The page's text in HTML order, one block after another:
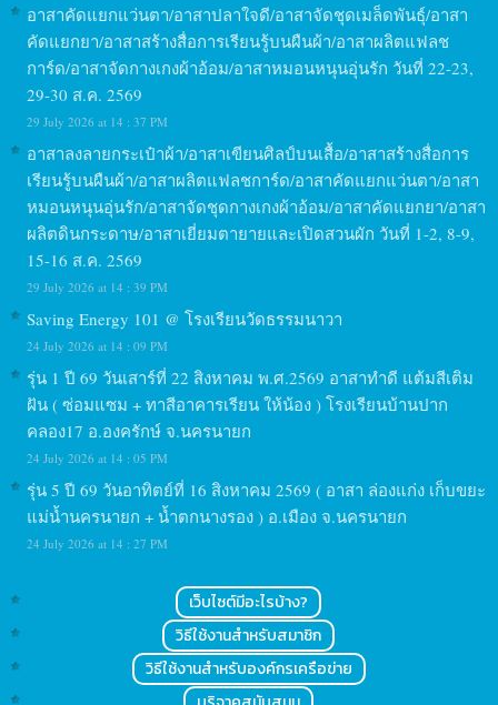
อาสาคัดแยกแว่นตา/อาสาปลาใจดี/อาสาจัดชุดเมล็ดพันธุ์/อาสา
คัดแยกยา/อาสาสร้างสื่อการเรียนรู้บนผืนผ้า/อาสาผลิตแฟลช
การ์ด/อาสาจัดกางเกงผ้าอ้อม/อาสาหมอนหนุนอุ่นรัก วันที่ 22-23,
29-30 ส.ค. 2569
29 July 2026 at 14 : 37 PM
อาสาลงลายกระเป๋าผ้า/อาสาเขียนศิลป์บนเสื้อ/อาสาสร้างสื่อการ
เรียนรู้บนผืนผ้า/อาสาผลิตแฟลชการ์ด/อาสาคัดแยกแว่นตา/อาสา
หมอนหนุนอุ่นรัก/อาสาจัดชุดกางเกงผ้าอ้อม/อาสาคัดแยกยา/อาสา
ผลิตดินกระดาษ/อาสาเยี่ยมตายายและเปิดสวนผัก วันที่ 1-2, 8-9,
15-16 ส.ค. 2569
29 July 2026 at 14 : 39 PM
Saving Energy 101 @ โรงเรียนวัดธรรมนาวา
24 July 2026 at 14 : 09 PM
รุ่น 1 ปี 69 วันเสาร์ที่ 22 สิงหาคม พ.ศ.2569 อาสาทำดี แต้มสีเติม
ฝัน ( ซ่อมแซม + ทาสีอาคารเรียน ให้น้อง ) โรงเรียนบ้านปาก
คลอง17 อ.องครักษ์ จ.นครนายก
24 July 2026 at 14 : 05 PM
รุ่น 5 ปี 69 วันอาทิตย์ที่ 16 สิงหาคม 2569 ( อาสา ล่องแก่ง เก็บขยะ
แม่น้ำนครนายก + น้ำตกนางรอง ) อ.เมือง จ.นครนายก
24 July 2026 at 14 : 27 PM
เว็บไซต์มีอะไรบ้าง?
วิธีใช้งานสำหรับสมาชิก
วิธีใช้งานสำหรับองค์กรเครือข่าย